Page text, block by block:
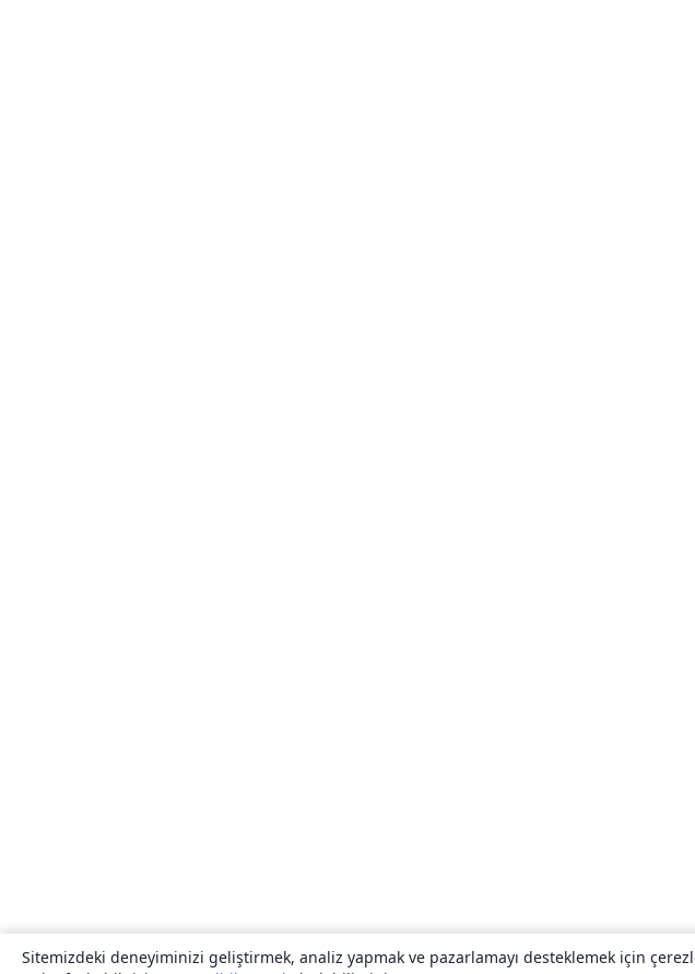
Sitemizdeki deneyiminizi geliştirmek, analiz yapmak ve pazarlamayı desteklemek için